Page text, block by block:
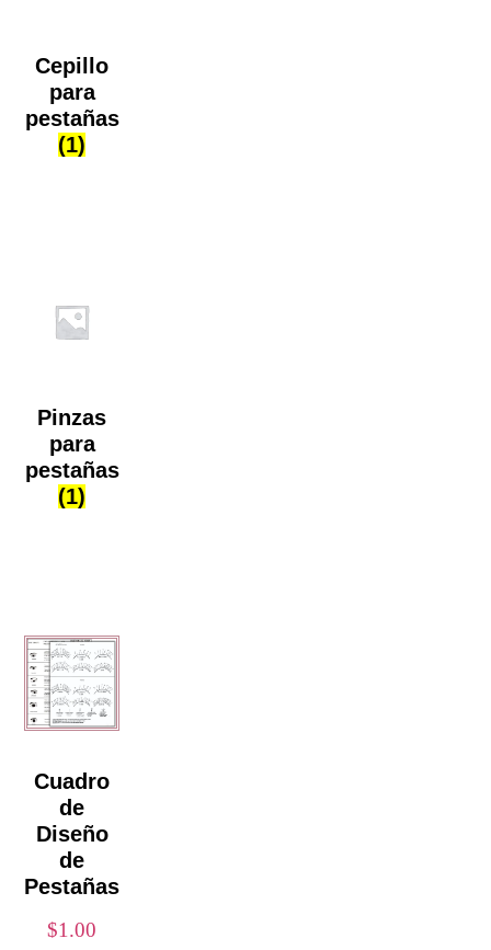
Cepillo
para
pestañas
(1)
Pinzas
para
pestañas
(1)
Cuadro
de
Diseño
de
Pestañas
$1.00